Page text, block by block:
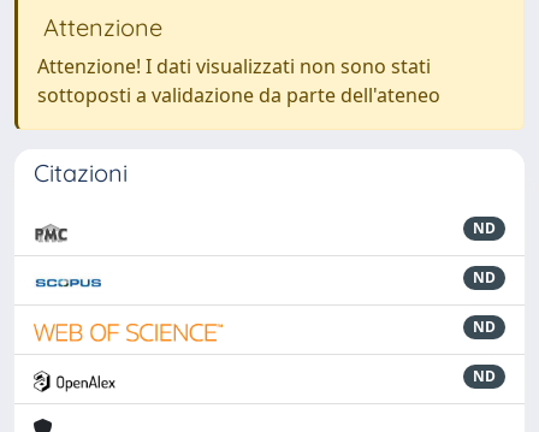
Attenzione
Attenzione! I dati visualizzati non sono stati
sottoposti a validazione da parte dell'ateneo
Citazioni
ND
ND
ND
ND